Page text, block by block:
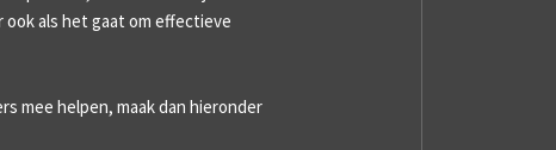
als het gaat om effectieve
mee helpen, maak dan hieronder